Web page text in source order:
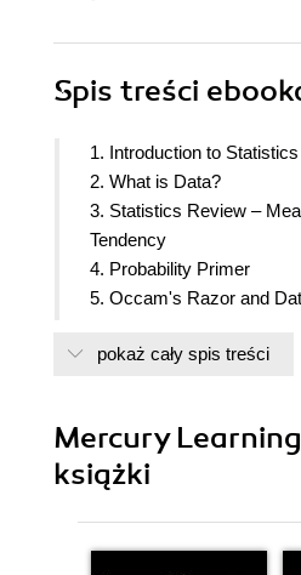
Spis treści
1. Introduction to
2. What is Data?
3. Statistics Review –
Tendency
4. Probability Primer
5. Occam's Razor and
7. Effect Size
10. Where's the Data?
11. Data Presentation
pokaż cały spis treści
Mercury
książki